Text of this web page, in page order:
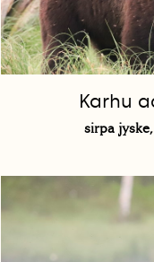
Karhu
sirpa